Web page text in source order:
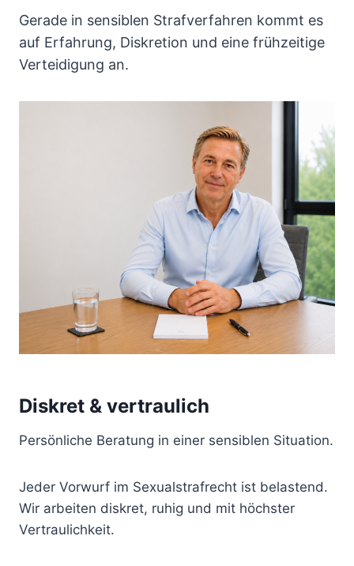
Gerade in sensiblen Strafverfahren kommt es
auf Erfahrung, Diskretion und eine frühzeitige
Verteidigung an.
Diskret & vertraulich
Persönliche Beratung in einer sensiblen Situation.
Jeder Vorwurf im Sexualstrafrecht ist belastend.
Wir arbeiten diskret, ruhig und mit höchster
Vertraulichkeit.